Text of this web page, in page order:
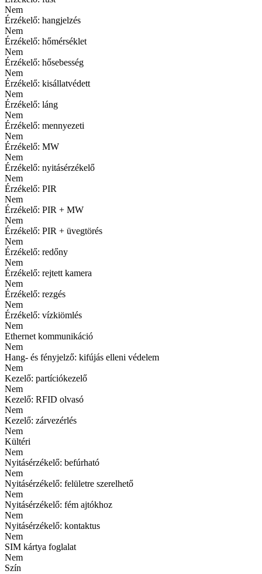
Nem
Érzékelő: hangjelzés
Nem
Érzékelő: hőmérséklet
Nem
Érzékelő: hősebesség
Nem
Érzékelő: kisállatvédett
Nem
Érzékelő: láng
Nem
Érzékelő: mennyezeti
Nem
Érzékelő: MW
Nem
Érzékelő: nyitásérzékelő
Nem
Érzékelő: PIR
Nem
Érzékelő: PIR + MW
Nem
Érzékelő: PIR + üvegtörés
Nem
Érzékelő: redőny
Nem
Érzékelő: rejtett kamera
Nem
Érzékelő: rezgés
Nem
Érzékelő: vízkiömlés
Nem
Ethernet kommunikáció
Nem
Hang- és fényjelző: kifújás elleni védelem
Nem
Kezelő: partíciókezelő
Nem
Kezelő: RFID olvasó
Nem
Kezelő: zárvezérlés
Nem
Kültéri
Nem
Nyitásérzékelő: befúrható
Nem
Nyitásérzékelő: felületre szerelhető
Nem
Nyitásérzékelő: fém ajtókhoz
Nem
Nyitásérzékelő: kontaktus
Nem
SIM kártya foglalat
Nem
Szín